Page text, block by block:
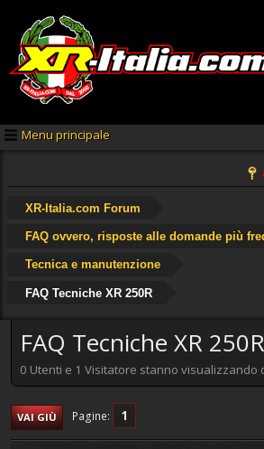
Menu principale
XR-Italia.com Forum
FAQ ovvero, risposte alle domande più
Tecnica e manutenzione
FAQ Tecniche XR 250R
FAQ Tecniche XR 250R
0 Utenti e 1 Visitatore stanno visualizzando
VAI GIÙ Pagine 1